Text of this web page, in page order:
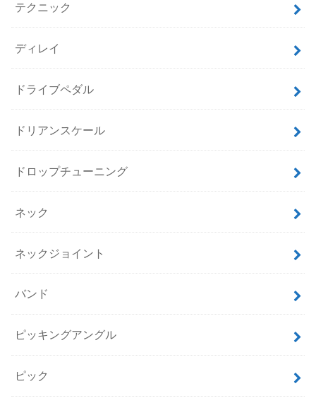
テクニック
ディレイ
ドライブペダル
ドリアンスケール
ドロップチューニング
ネック
ネックジョイント
バンド
ピッキングアングル
ピック